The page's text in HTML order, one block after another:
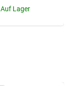
Auf Lager